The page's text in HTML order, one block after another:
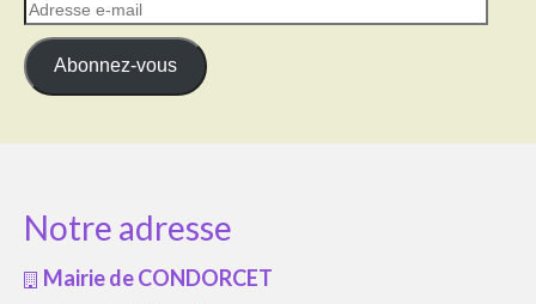
Adresse
e-
mail
Abonnez-vous
Notre adresse
Mairie de CONDORCET